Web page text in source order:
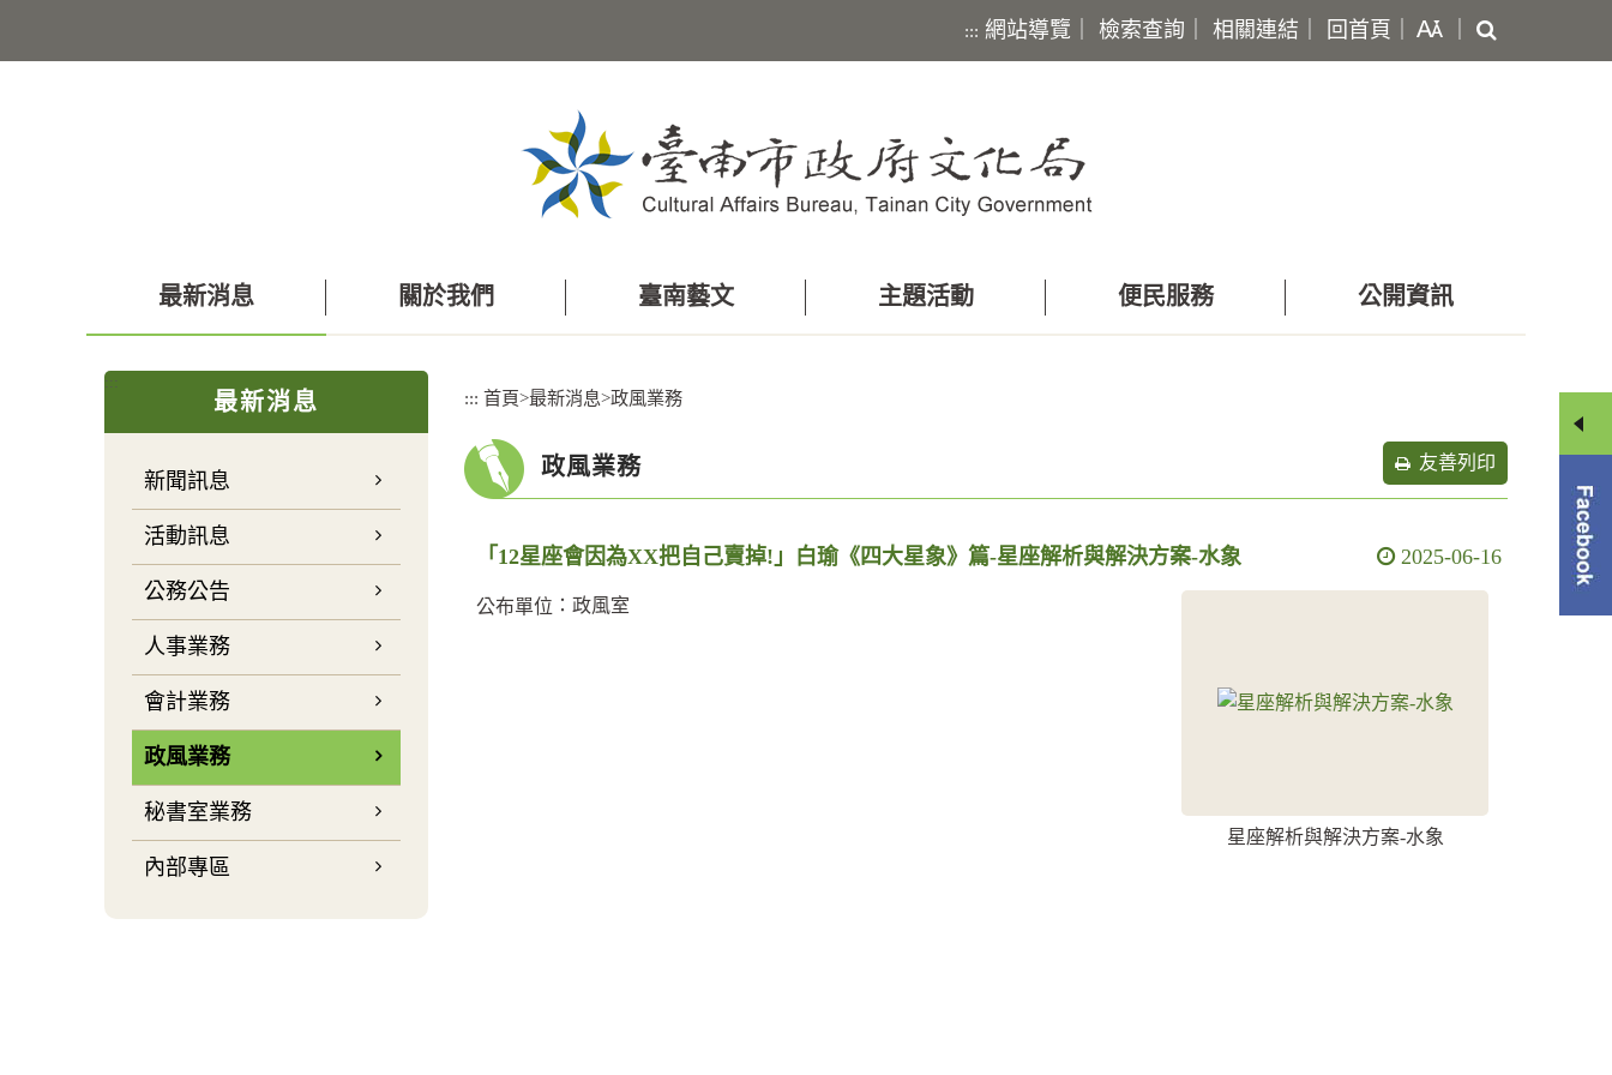
主
::: 網站導覽 檢索查詢 相關連結 回首頁
尋
最新消息 關於我們 臺南藝文 主題活動 便民服務 公開資訊
:::
最新消息
新聞訊息
活動訊息
公務公告
人事業務
會計業務
政風業務
秘書室業務
內部專區
::: 首頁>最新消息>政風業務
政風業務 友善列印
「12星座會因為XX把自己賣掉!」白瑜《四大星象》篇-星座解析與解決方案-水象 2025-06-16
星座解析與解決方案-水象
公布單位 ：政風室
享
選
單